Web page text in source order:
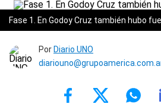
Fase 1. En Godoy Cruz también hubo
Por Diario UNO